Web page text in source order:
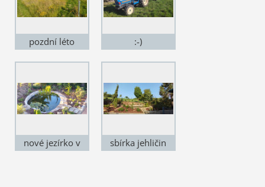
pozdní léto :-)
nové jezírko v
sbírka jehličin